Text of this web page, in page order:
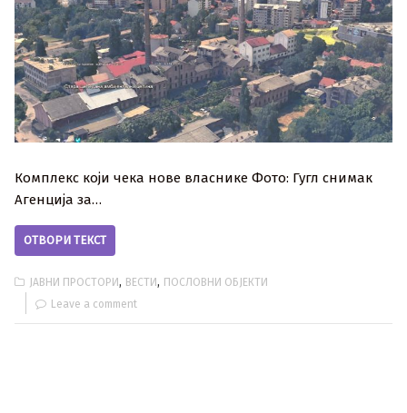
Комплекс који чека нове власнике Фото: Гугл снимак
Агенција за…
ОТВОРИ ТЕКСТ
ЈАВНИ ПРОСТОРИ, ВЕСТИ, ПОСЛОВНИ ОБЈЕКТИ
Leave a comment